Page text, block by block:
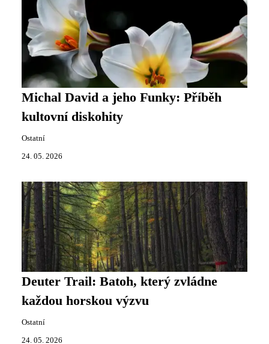
Michal David a jeho Funky: Příběh
kultovní diskohity
Ostatní
24. 05. 2026
Deuter Trail: Batoh, který zvládne
každou horskou výzvu
Ostatní
24. 05. 2026